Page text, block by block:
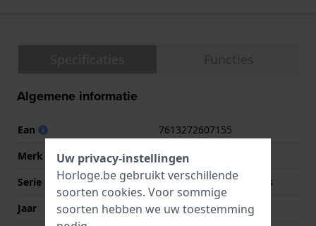
Algemene informatie
Ean
7613272607155
Merk
Tommy Hilfiger
Serie
Tommy Hilfiger Watches
Jaar
2024 Herfst/Winter
Uw privacy-instellingen
Horloge.be gebruikt verschillende
soorten cookies. Voor sommige
soorten hebben we uw toestemming